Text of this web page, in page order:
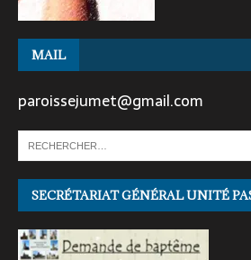
MAIL
paroissejumet@gmail.com
SECRÉTARIAT GÉNÉRAL UNITÉ